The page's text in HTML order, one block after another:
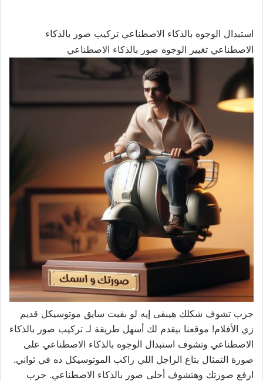
استبدال الوجوه بالذكاء الاصطناعي تركيب صور بالذكاء
الاصطناعي تغيير الوجوه صور بالذكاء الاصطناعي
جرب تشوف شكلك هيبقى إيه لو بقيت سايق موتوسيكل قديم
زي الأفلام! موقعنا بيقدم لك أسهل طريقة لـ تركيب صور بالذكاء
الاصطناعي وتشوف استبدال الوجوه بالذكاء الاصطناعي على
صورة التمثال بتاع الراجل اللي راكب الموتوسيكل ده في ثواني.
ارفع صورتك وهتشوف أحلى صور بالذكاء الاصطناعي. جرب